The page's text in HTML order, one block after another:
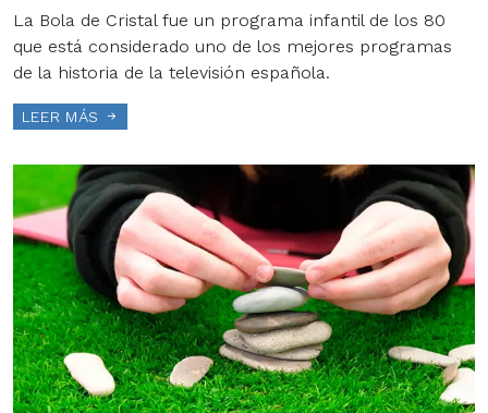
La Bola de Cristal fue un programa infantil de los 80
que está considerado uno de los mejores programas
de la historia de la televisión española.
LEER MÁS